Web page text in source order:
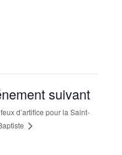
suivant
d’artifice pour la Saint-